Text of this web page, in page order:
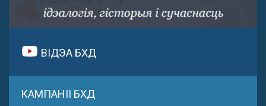
ВІДЭА БХД
КАМПАНІІ БХД